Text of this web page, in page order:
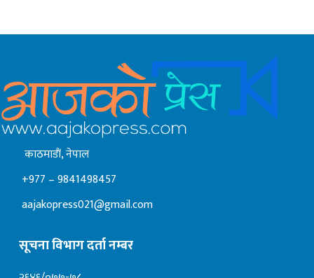
काठमाडाैं, नेपाल
+977 – 9841498457
aajakopress021@gmail.com
सूचना विभाग दर्ता नम्बर